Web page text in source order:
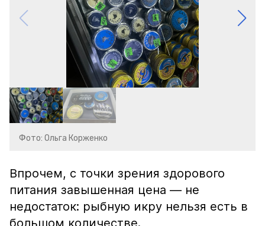
Фото: Ольга Корженко
Впрочем, с точки зрения здорового
питания завышенная цена — не
недостаток: рыбную икру нельзя есть в
большом количестве.